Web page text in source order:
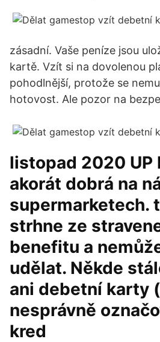
zásadní. Vaše peníze jsou
kartě. Vzít si na dovolenou
pohodlnější, protože se
hotovost. Ale pozor na
listopad 2020 UP
akorát dobrá na
supermarketech.
strhne ze
benefitu a
udělat. Někde
ani debetní karty
nesprávně
kred